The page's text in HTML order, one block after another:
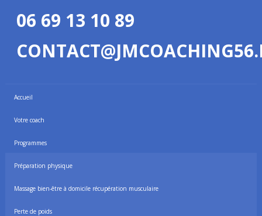
06 69 13 10 89
Accueil
Votre coach
Programmes
Préparation physique
Massage bien-être à domicile récupération musculaire
Perte de poids